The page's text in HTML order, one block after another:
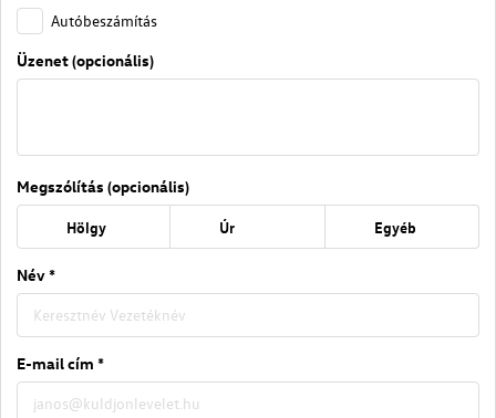
Autóbeszámítás
Üzenet (opcionális)
Megszólítás (opcionális)
Hölgy Úr Egyéb
Név *
E-mail cím *